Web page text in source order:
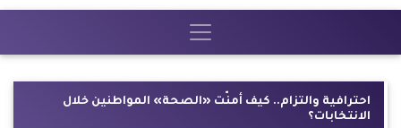
احترافية والتزام.. كيف أمنّت «الصحة» المواطنين خلال
الانتخابات؟